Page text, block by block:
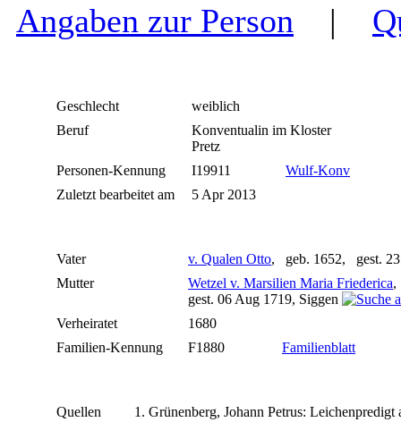
Angaben zur Person |
Geschlecht
weiblich
Beruf
Konventualin im Kloster
Pretz
Personen-Kennung
I19911
Wulf-Konv
Zuletzt bearbeitet am
5 Apr 2013
Vater v. Qualen Otto, geb. 1652, gest.
Mutter
Wetzel v. Marsilien Maria Friederica,
gest. 06 Aug 1719, Siggen
Verheiratet
1680
Familien-Kennung
F1880 Familienblatt
Quellen Grünenberg, Johann Petrus: